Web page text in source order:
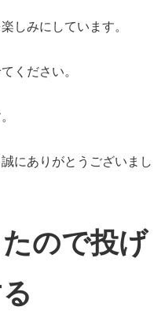
しみにしています。
ください。
にありがとうございまし
ので投げ